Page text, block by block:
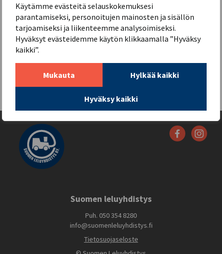
Käytämme evästeitä selauskokemuksesi
parantamiseksi, personoitujen mainosten ja sisällön
tarjoamiseksi ja liikenteemme analysoimiseksi.
Hyväksyt evästeidemme käytön klikkaamalla ”Hyväksy
kaikki”.
Mukauta Hylkää kaikki
Hyväksy kaikki
Suomen Leluyhdistys ry
Puh. 050 354 8280
Yhteydenotot:
Suomen leluyhdistys
Puh. 050 354 8280
info@suomenleluyhdistys.fi
Tietosuojaseloste